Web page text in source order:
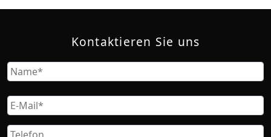
Kontaktieren Sie uns
Name
Email
Phone